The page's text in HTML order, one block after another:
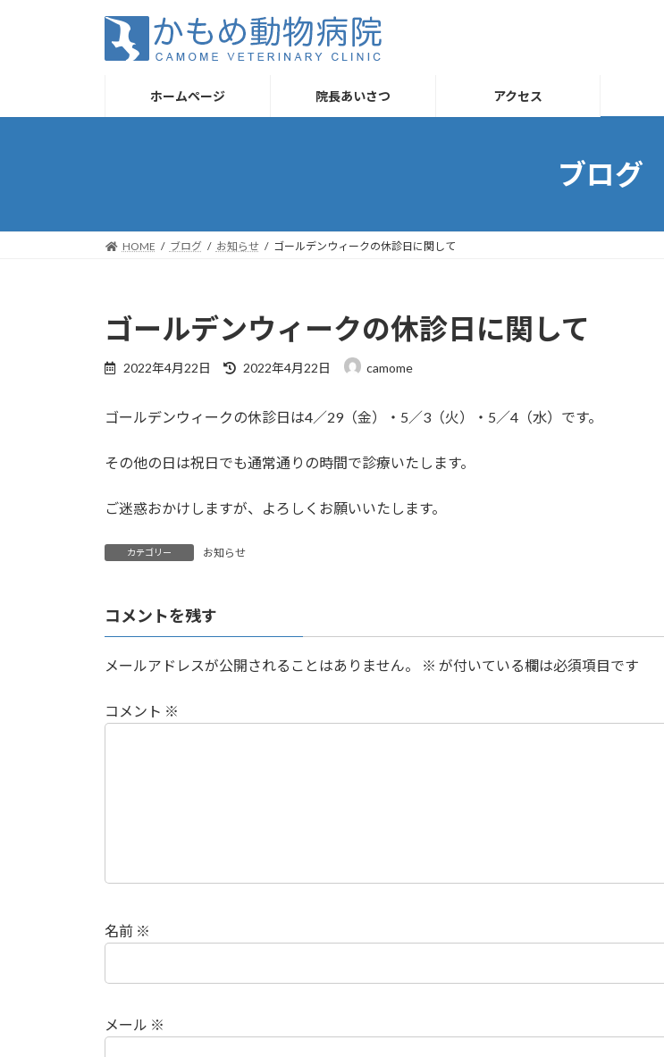
へ
ョ
ホームページ 院長あいさつ アクセス
ブログ
HOME ブログ お知らせ ゴールデンウィークの休診日に関して
ゴールデンウィークの休診日に関して
2022年4月22日
最
新
時
:
2022年4月22日 camome
ゴールデンウィークの休診日は4／29（金）・5／3（火）・5／4（水）です。
その他の日は祝日でも通常通りの時間で診療いたします。
ご迷惑おかけしますが、よろしくお願いいたします。
カテゴリー お知らせ
コメントを残す
メールアドレスが公開されることはありません。 ※ が付いている欄は必須項目です
コメント ※
名前 ※
メール ※